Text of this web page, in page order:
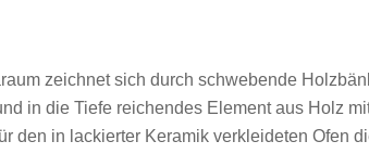
zeichnet sich durch schwebende
in die Tiefe reichendes Element aus Holz
den in lackierter Keramik verkleideten Ofen